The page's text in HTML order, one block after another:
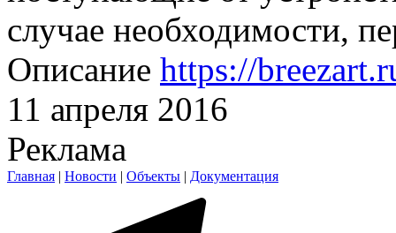
случае необходимости,
Описание https://
11 апреля 2016
Реклама
Главная | Новости | Объекты | Документация